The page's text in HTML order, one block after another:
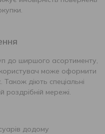
до ширшого асортименту,
користувач може оформити
діють спеціальні
роздрібній мережі.
додому